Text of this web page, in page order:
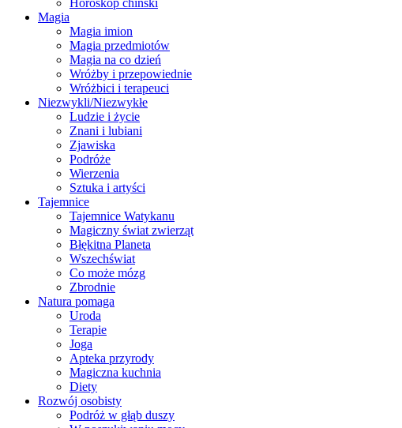
Horoskop chiński
Magia
Magia imion
Magia przedmiotów
Magia na co dzień
Wróżby i przepowiednie
Wróżbici i terapeuci
Niezwykli/Niezwykłe
Ludzie i życie
Znani i lubiani
Zjawiska
Podróże
Wierzenia
Sztuka i artyści
Tajemnice
Tajemnice Watykanu
Magiczny świat zwierząt
Błękitna Planeta
Wszechświat
Co może mózg
Zbrodnie
Natura pomaga
Uroda
Terapie
Joga
Apteka przyrody
Magiczna kuchnia
Diety
Rozwój osobisty
Podróż w głąb duszy